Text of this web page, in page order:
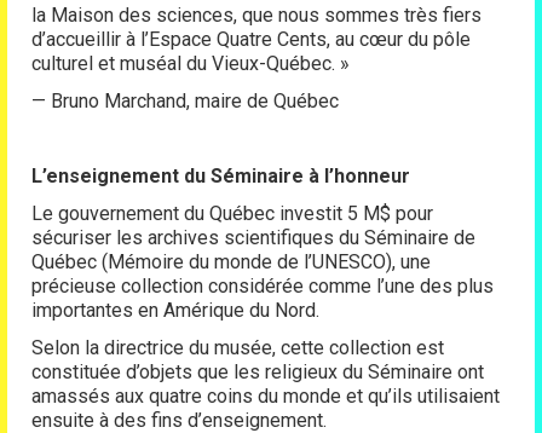
la Maison des sciences, que nous sommes très fiers
d’accueillir à l’Espace Quatre Cents, au cœur du pôle
culturel et muséal du Vieux-Québec. »
— Bruno Marchand, maire de Québec
L’enseignement du Séminaire à l’honneur
Le gouvernement du Québec investit 5 M$ pour
sécuriser les archives scientifiques du Séminaire de
Québec (Mémoire du monde de l’UNESCO), une
précieuse collection considérée comme l’une des plus
importantes en Amérique du Nord.
Selon la directrice du musée, cette collection est
constituée d’objets que les religieux du Séminaire ont
amassés aux quatre coins du monde et qu’ils utilisaient
ensuite à des fins d’enseignement.